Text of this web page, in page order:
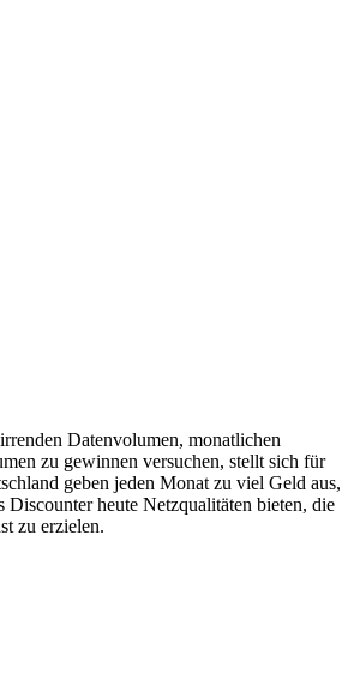
Datenvolumen, monatlichen
zu gewinnen versuchen, stellt sich für
geben jeden Monat zu viel Geld aus,
heute Netzqualitäten bieten, die
zu erzielen.